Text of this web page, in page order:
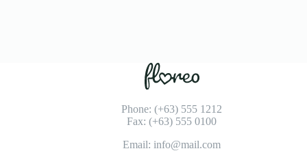
Phone: (+63) 555 1212
Fax: (+63) 555 0100
Email: info@mail.com